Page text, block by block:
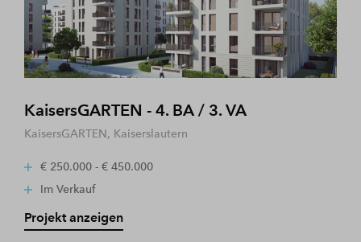
KaisersGARTEN - 4. BA / 3. VA
KaisersGARTEN, Kaiserslautern
€ 250.000 - € 450.000
Im Verkauf
Projekt anzeigen